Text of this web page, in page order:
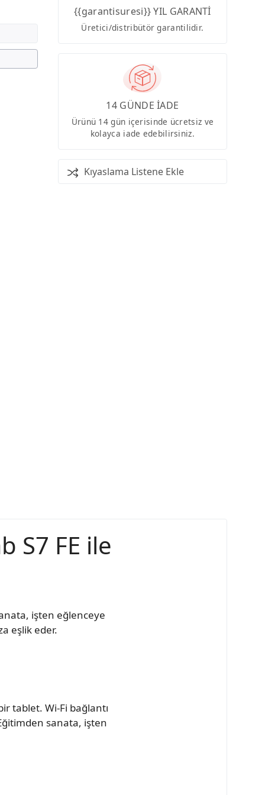
{{garantisuresi}} YIL GARANTİ
Üretici/distribütör garantilidir.
14 GÜNDE İADE
Ürünü 14 gün içerisinde ücretsiz ve
kolayca iade edebilirsiniz.
Kıyaslama Listene Ekle
S7 FE ile
işten eğlenceye
eşlik eder.
tablet. Wi-Fi bağlantı
sanata, işten